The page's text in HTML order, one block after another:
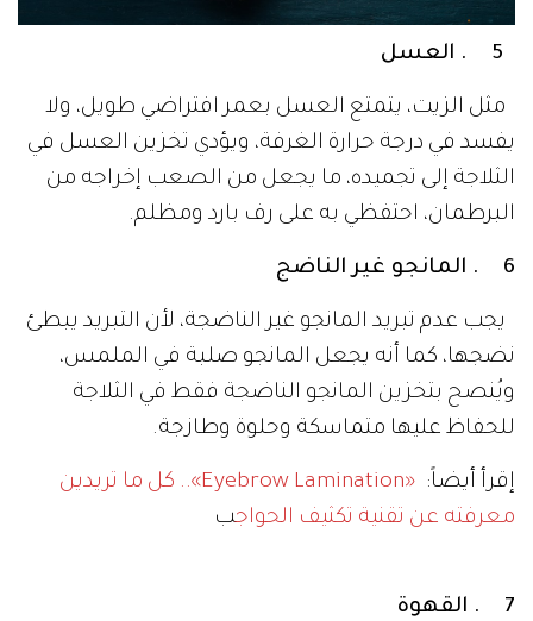
مثل الزيت، يتمتع العسل بعمر افتراضي طويل، ولا
يفسد في درجة حرارة الغرفة، ويؤدي تخزين العسل في
الثلاجة إلى تجميده، ما يجعل من الصعب إخراجه من
البرطمان، احتفظي به على رف بارد ومظلم.
6 . المانجو غير الناضج
يجب عدم تبريد المانجو غير الناضجة، لأن التبريد يبطئ
نضجها، كما أنه يجعل المانجو صلبة في الملمس،
ويُنصح بتخزين المانجو الناضجة فقط في الثلاجة
للحفاظ عليها متماسكة وحلوة وطازجة.
إقرأ أيضاً:
«Eyebrow Lamination».. كل ما تريدين
معرفته عن تقنية تكثيف الحواجب
7 . القهوة